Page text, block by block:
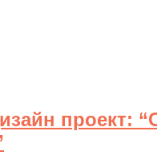
проект: